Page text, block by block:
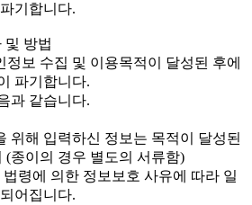
기합니다.
및 방법
보 수집 및 이용목적이 달성된 후에
파기합니다.
과 같습니다.
위해 입력하신 정보는 목적이 달성된
(종이의 경우 별도의 서류함)
령에 의한 정보보호 사유에 따라 일
어집니다.